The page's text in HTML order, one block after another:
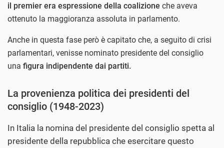
il premier era espressione della coalizione che aveva
ottenuto la maggioranza assoluta in parlamento.
Anche in questa fase però è capitato che, a seguito di crisi
parlamentari, venisse nominato presidente del consiglio
una figura indipendente dai partiti.
La provenienza politica dei presidenti del
consiglio (1948-2023)
In Italia la nomina del presidente del consiglio spetta al
presidente della repubblica che esercitare questo